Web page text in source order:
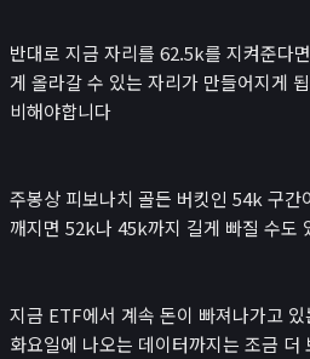
반대로 지금 자리를 62.5k를 지켜준다
게 올라갈 수 있는 자리가 만들어지게
비해야합니다
주봉상 피보나치 골든 버킷인 54k 구간
깨지면 52k나 45k까지 길게 빠질 수도
지금 ETF에서 계속 돈이 빠져나가고
화요일에 나오는 데이터까지는 조금 더